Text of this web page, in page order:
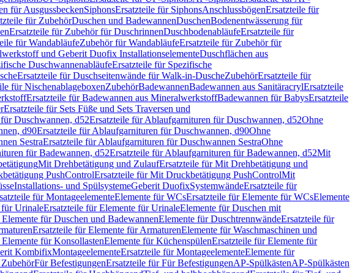
für AusgussbeckenSiphonsErsatzteile für SiphonsAnschlussbögenErsatzteile für
für ZubehörDuschen und BadewannenDuschenBodenentwässerung für
Ersatzteile für Zubehör für DuschrinnenDuschbodenabläufeErsatzteile für
für WandabläufeZubehör für WandabläufeErsatzteile für Zubehör für
und Geberit Duofix InstallationselementeDuschflächen aus
DuschwannenabläufeErsatzteile für Spezifische
Ersatzteile für Duschseitenwände für Walk-in-DuscheZubehörErsatzteile für
für NischenablageboxenZubehörBadewannenBadewannen aus SanitäracrylErsatzteile
Ersatzteile für Badewannen aus MineralwerkstoffBadewannen für BabysErsatzteile
Ersatzteile für Sets Füße und Sets Traversen und
Duschwannen, d52Ersatzteile für Ablaufgarnituren für Duschwannen, d52Ohne
d90Ersatzteile für Ablaufgarnituren für Duschwannen, d90Ohne
SestraErsatzteile für Ablaufgarnituren für Duschwannen SestraOhne
für Badewannen, d52Ersatzteile für Ablaufgarnituren für Badewannen, d52Mit
Mit Drehbetätigung und ZulaufErsatzteile für Mit Drehbetätigung und
PushControlErsatzteile für Mit Druckbetätigung PushControlMit
Installations- und SpülsystemeGeberit DuofixSystemwändeErsatzteile für
für MontageelementeElemente für WCsErsatzteile für Elemente für WCsElemente
für UrinaleErsatzteile für Elemente für UrinaleElemente für Duschen mit
für Duschen und BadewannenElemente für DuschtrennwändeErsatzteile für
Ersatzteile für Elemente für ArmaturenElemente für Waschmaschinen und
für KonsollastenElemente für KüchenspülenErsatzteile für Elemente für
KombifixMontageelementeErsatzteile für MontageelementeElemente für
Für BefestigungenErsatzteile für Für BefestigungenAP-SpülkästenAP-Spülkästen